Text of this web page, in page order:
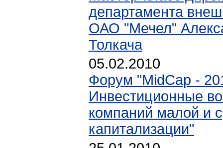
департамента
ОАО "Мечел"
Толкача
05.02.2010
Форум "MidCap -
Инвестиционные
компаний малой и
капитализации"